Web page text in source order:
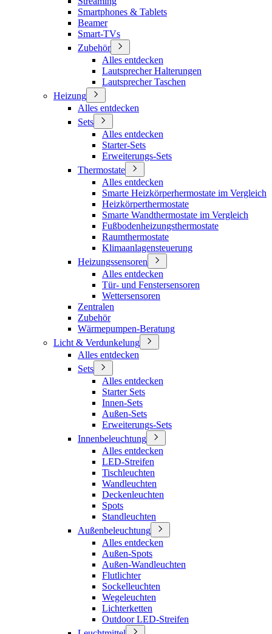
Smartphones & Tablets
Beamer
Smart-TVs
Zubehör
Alles entdecken
Lautsprecher Halterungen
Lautsprecher Taschen
Heizung
Alles entdecken
Sets
Alles entdecken
Starter-Sets
Erweiterungs-Sets
Thermostate
Alles entdecken
Smarte Heizkörperhermostate im Vergleich
Heizkörperthermostate
Smarte Wandthermostate im Vergleich
Fußbodenheizungsthermostate
Raumthermostate
Klimaanlagensteuerung
Heizungssensoren
Alles entdecken
Tür- und Fenstersensoren
Wettersensoren
Zentralen
Zubehör
Wärmepumpen-Beratung
Licht & Verdunkelung
Alles entdecken
Sets
Alles entdecken
Starter Sets
Innen-Sets
Außen-Sets
Erweiterungs-Sets
Innenbeleuchtung
Alles entdecken
LED-Streifen
Tischleuchten
Wandleuchten
Deckenleuchten
Spots
Standleuchten
Außenbeleuchtung
Alles entdecken
Außen-Spots
Außen-Wandleuchten
Flutlichter
Sockelleuchten
Wegeleuchten
Lichterketten
Outdoor LED-Streifen